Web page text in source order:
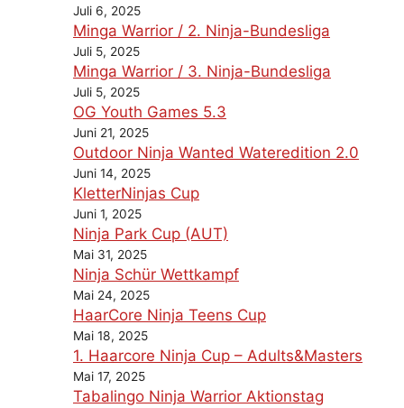
Juli 6, 2025
Minga Warrior / 2. Ninja-Bundesliga
Juli 5, 2025
Minga Warrior / 3. Ninja-Bundesliga
Juli 5, 2025
OG Youth Games 5.3
Juni 21, 2025
Outdoor Ninja Wanted Wateredition 2.0
Juni 14, 2025
KletterNinjas Cup
Juni 1, 2025
Ninja Park Cup (AUT)
Mai 31, 2025
Ninja Schür Wettkampf
Mai 24, 2025
HaarCore Ninja Teens Cup
Mai 18, 2025
1. Haarcore Ninja Cup – Adults&Masters
Mai 17, 2025
Tabalingo Ninja Warrior Aktionstag